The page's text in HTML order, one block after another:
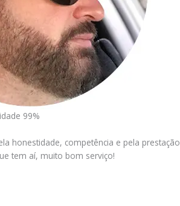
99%
honestidade, competência e pela prestação
tem aí, muito bom serviço!